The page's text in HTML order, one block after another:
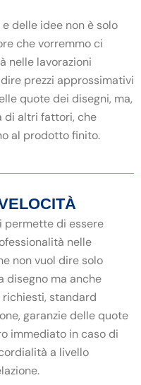
delle idee non è solo
che vorremmo ci
nelle lavorazioni
prezzi approssimativi
quote dei disegni, ma,
di altri fattori, che
al prodotto finito.
permette di essere
nelle
non vuol dire solo
disegno ma anche
standard
garanzie delle quote
immediato in caso di
a livello